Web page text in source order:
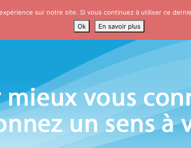
sur notre site. Si vous continuez à utiliser ce
Ok
En savoir plus